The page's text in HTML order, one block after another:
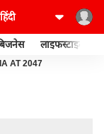
लाइफस्टाइल
AT 2047